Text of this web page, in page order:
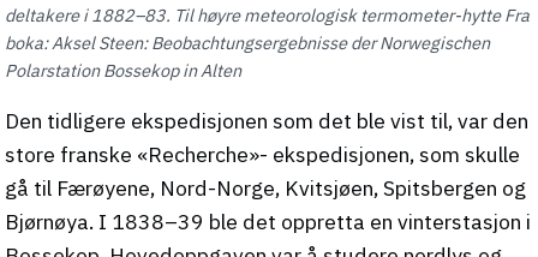
deltakere i 1882–83. Til høyre meteorologisk termometer-hytte Fra
boka: Aksel Steen: Beobachtungsergebnisse der Norwegischen
Polarstation Bossekop in Alten
Den tidligere ekspedisjonen som det ble vist til, var den
store franske «Recherche»- ekspedisjonen, som skulle
gå til Færøyene, Nord-Norge, Kvitsjøen, Spitsbergen og
Bjørnøya. I 1838–39 ble det oppretta en vinterstasjon i